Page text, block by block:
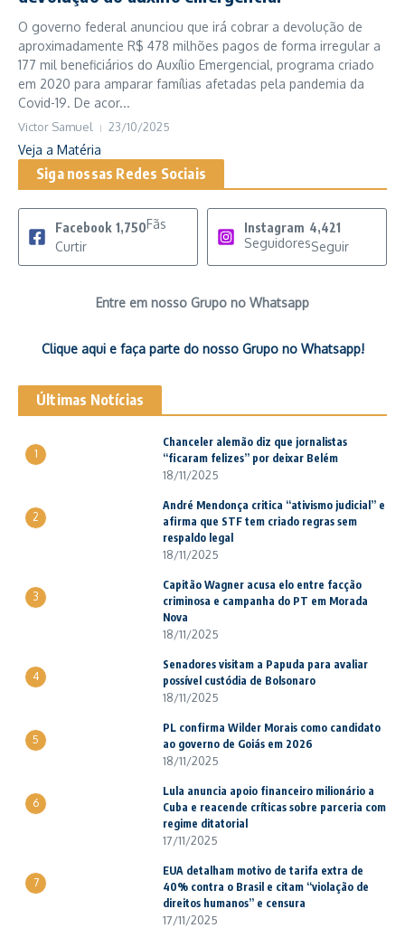
O governo federal anunciou que irá cobrar a devolução de
aproximadamente R$ 478 milhões pagos de forma irregular a
177 mil beneficiários do Auxílio Emergencial, programa criado
em 2020 para amparar famílias afetadas pela pandemia da
Covid-19. De acor...
Victor Samuel 23/10/2025
Veja a Matéria
Siga nossas Redes Sociais
Facebook 1,750Fãs
Curtir
Instagram 4,421
SeguidoresSeguir
Entre em nosso Grupo no Whatsapp
Clique aqui e faça parte do nosso Grupo no Whatsapp!
Últimas Notícias
1
Chanceler alemão diz que jornalistas
“ficaram felizes” por deixar Belém
18/11/2025
2
André Mendonça critica “ativismo judicial” e
afirma que STF tem criado regras sem
respaldo legal
18/11/2025
3
Capitão Wagner acusa elo entre facção
criminosa e campanha do PT em Morada
Nova
18/11/2025
4
Senadores visitam a Papuda para avaliar
possível custódia de Bolsonaro
18/11/2025
5
PL confirma Wilder Morais como candidato
ao governo de Goiás em 2026
18/11/2025
6
Lula anuncia apoio financeiro milionário a
Cuba e reacende críticas sobre parceria com
regime ditatorial
17/11/2025
7
EUA detalham motivo de tarifa extra de
40% contra o Brasil e citam “violação de
direitos humanos” e censura
17/11/2025